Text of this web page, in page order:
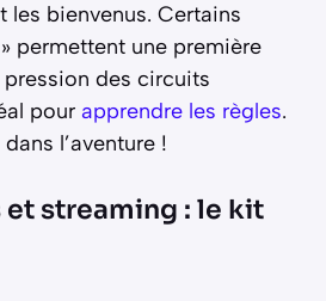
les bienvenus. Certains
permettent une première
des circuits
pour apprendre les règles.
l’aventure !
streaming : le kit